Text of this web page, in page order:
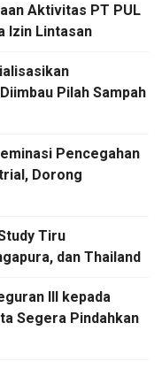
Aktivitas PT PUL
Izin Lintasan
Pilah Sampah
Pencegahan
Dorong
Tiru
dan Thailand
III kepada
Segera Pindahkan